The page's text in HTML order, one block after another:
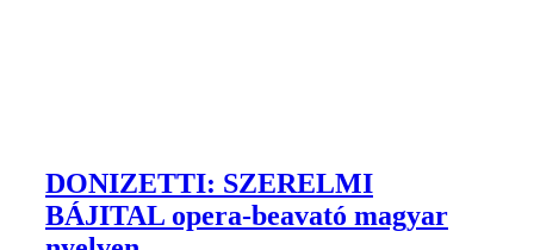
DONIZETTI: SZERELMI
BÁJITAL opera-beavató magyar